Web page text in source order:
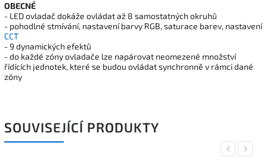
OBECNÉ
- LED ovladač dokáže ovládat až 8 samostatných okruhů
- pohodlné stmívání, nastavení barvy RGB, saturace barev, nastavení
CCT
- 9 dynamických efektů
- do každé zóny ovladače lze napárovat neomezené množství
řídících jednotek, které se budou ovládat synchronně v rámci dané
zóny
SOUVISEJÍCÍ PRODUKTY
Previous
Next